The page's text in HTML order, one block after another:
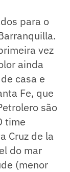
para o
vez
ainda
casa e
Fe, que
são
time
Cruz de la
do mar
(menor